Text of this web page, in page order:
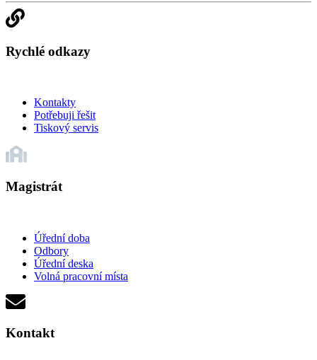
Rychlé odkazy
Kontakty
Potřebuji řešit
Tiskový servis
Magistrát
Úřední doba
Odbory
Úřední deska
Volná pracovní místa
Kontakt